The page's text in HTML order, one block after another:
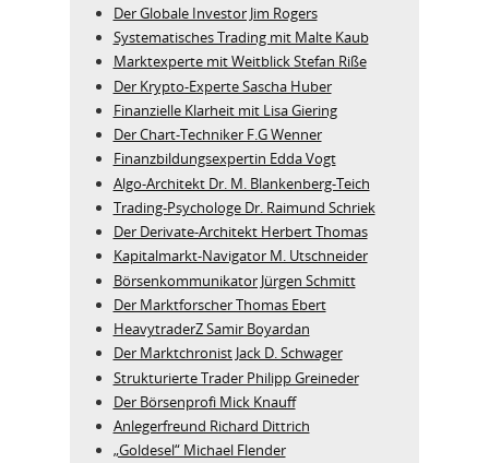
Der Globale Investor Jim Rogers
Systematisches Trading mit Malte Kaub
Marktexperte mit Weitblick Stefan Riße
Der Krypto-Experte Sascha Huber
Finanzielle Klarheit mit Lisa Giering
Der Chart-Techniker F.G Wenner
Finanzbildungsexpertin Edda Vogt
Algo‑Architekt Dr. M. Blankenberg‑Teich
Trading-Psychologe Dr. Raimund Schriek
Der Derivate‑Architekt Herbert Thomas
Kapitalmarkt-Navigator M. Utschneider
Börsenkommunikator Jürgen Schmitt
Der Marktforscher Thomas Ebert
HeavytraderZ Samir Boyardan
Der Marktchronist Jack D. Schwager
Strukturierte Trader Philipp Greineder
Der Börsenprofi Mick Knauff
Anlegerfreund Richard Dittrich
„Goldesel“ Michael Flender